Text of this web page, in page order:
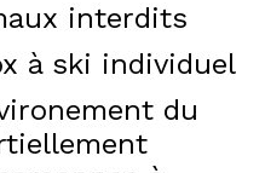
interdits
à ski individuel
du